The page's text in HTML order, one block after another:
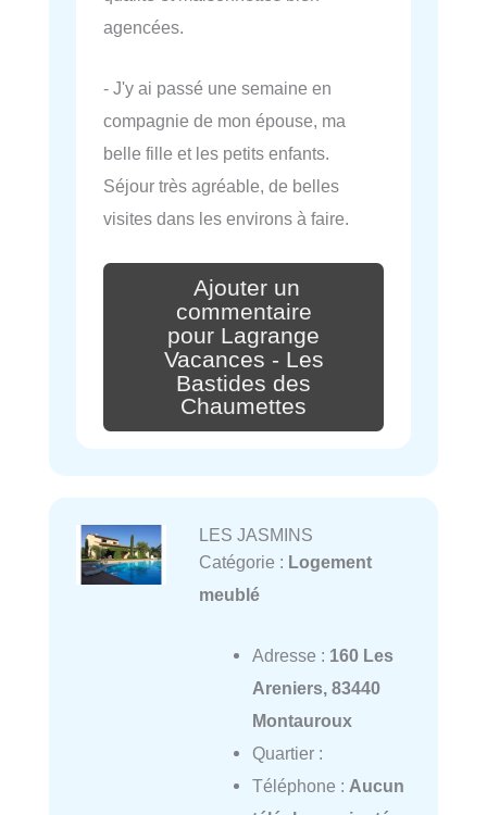
agencées.
- J'y ai passé une semaine en
compagnie de mon épouse, ma
belle fille et les petits enfants.
Séjour très agréable, de belles
visites dans les environs à faire.
Ajouter un
commentaire
pour Lagrange
Vacances - Les
Bastides des
Chaumettes
LES JASMINS
Catégorie : Logement
meublé
Adresse : 160 Les
Areniers, 83440
Montauroux
Quartier :
Téléphone : Aucun